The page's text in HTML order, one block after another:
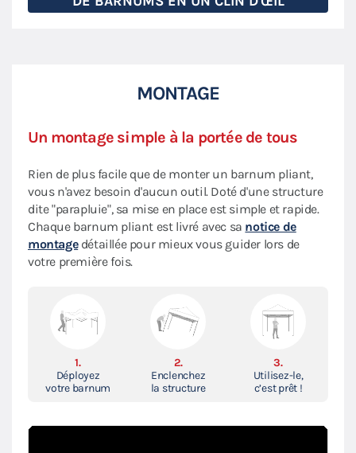
MONTAGE
Un montage simple à la portée de tous
Rien de plus facile que de monter un barnum pliant,
vous n'avez besoin d'aucun outil. Doté d'une structure
dite "parapluie", sa mise en place est simple et rapide.
Chaque barnum pliant est livré avec sa notice de
montagedétaillée pour mieux vous guider lors de
votre première fois.
1.
Déployez
votre barnum
2.
Enclenchez
la structure
3.
Utilisez-le,
c’est prêt !